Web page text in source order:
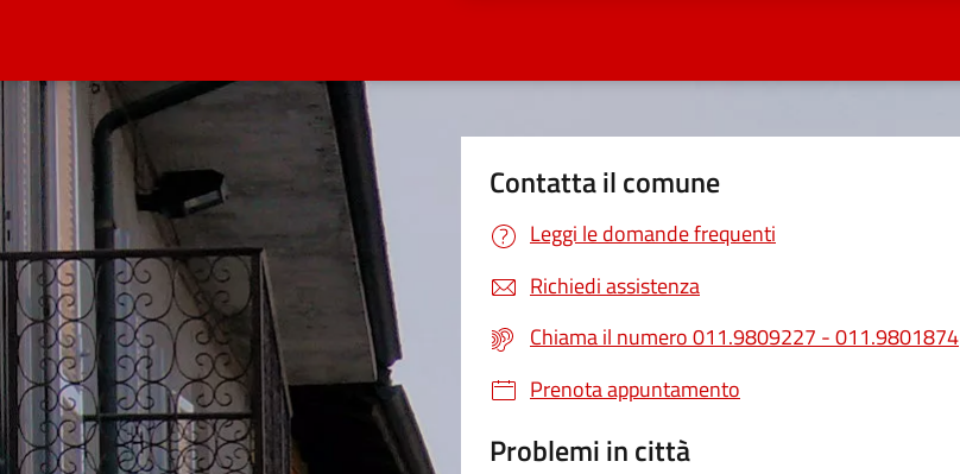
Contatta il comune
Leggi le domande frequenti
Richiedi assistenza
Chiama il numero 011.9809227 - 011.9801874
Prenota appuntamento
Problemi in città